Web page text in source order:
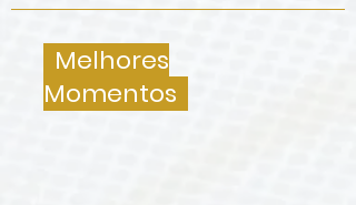
Melhores
Momentos